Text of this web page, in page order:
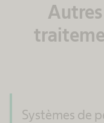
Systèmes de